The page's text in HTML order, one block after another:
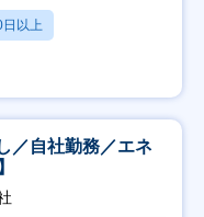
以上
／自社勤務／エネ